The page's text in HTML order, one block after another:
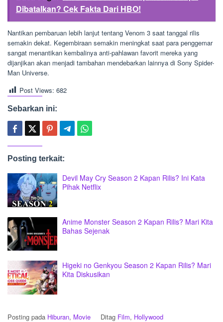
Dibatalkan? Cek Fakta Dari HBO!
Nantikan pembaruan lebih lanjut tentang Venom 3 saat tanggal rilis
semakin dekat. Kegembiraan semakin meningkat saat para penggemar
sangat menantikan kembalinya anti-pahlawan favorit mereka yang
dijanjikan akan menjadi tambahan mendebarkan lainnya di Sony Spider-
Man Universe.
Post Views: 682
Sebarkan ini:
Posting terkait:
Devil May Cry Season 2 Kapan Rilis? Ini Kata
Pihak Netflix
Anime Monster Season 2 Kapan Rilis? Mari Kita
Bahas Sejenak
Higeki no Genkyou Season 2 Kapan Rilis? Mari
Kita Diskusikan
Posting pada Hiburan, Movie Ditag Film, Hollywood